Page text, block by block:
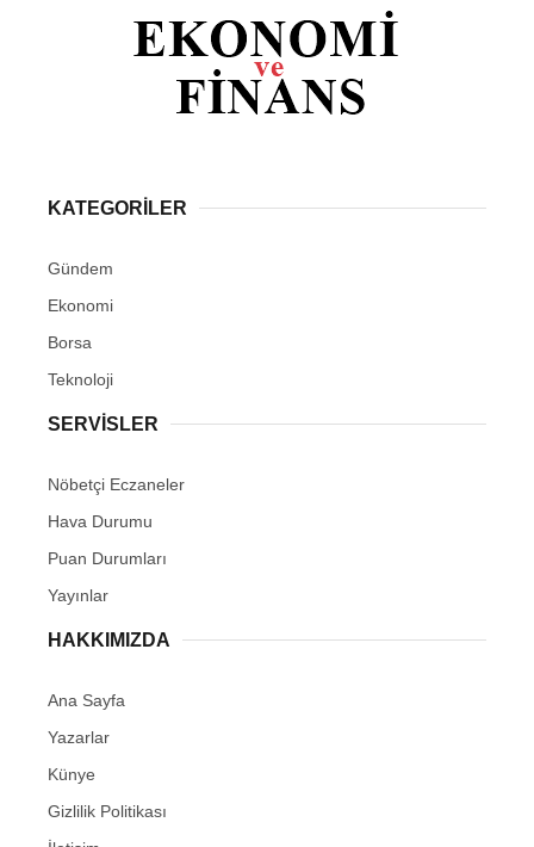
KATEGORİLER
Gündem
Ekonomi
Borsa
Teknoloji
SERVİSLER
Nöbetçi Eczaneler
Hava Durumu
Puan Durumları
Yayınlar
HAKKIMIZDA
Ana Sayfa
Yazarlar
Künye
Gizlilik Politikası